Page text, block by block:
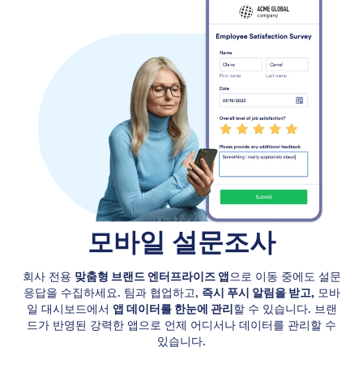
모바일 설문조사
회사 전용 맞춤형 브랜드 엔터프라이즈 앱 으로 이동 중에도 설문
응답을 수집하세요. 팀과 협업하고, 즉시 푸시 알림을 받고,모바
일 대시보드에서 앱 데이터를 한눈에 관리 할 수 있습니다. 브랜
드가 반영된 강력한 앱으로 언제 어디서나 데이터를 관리할 수
있습니다.